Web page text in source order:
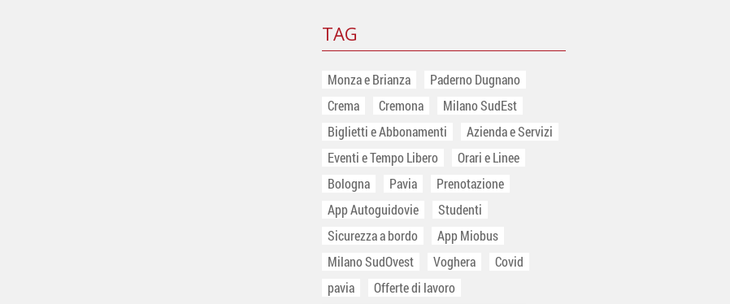
TAG
Monza e Brianza
Paderno Dugnano
Crema
Cremona
Milano SudEst
Biglietti e Abbonamenti
Azienda e Servizi
Eventi e Tempo Libero
Orari e Linee
Bologna
Pavia
Prenotazione
App Autoguidovie
Studenti
Sicurezza a bordo
App Miobus
Milano SudOvest
Voghera
Covid
pavia
Offerte di lavoro